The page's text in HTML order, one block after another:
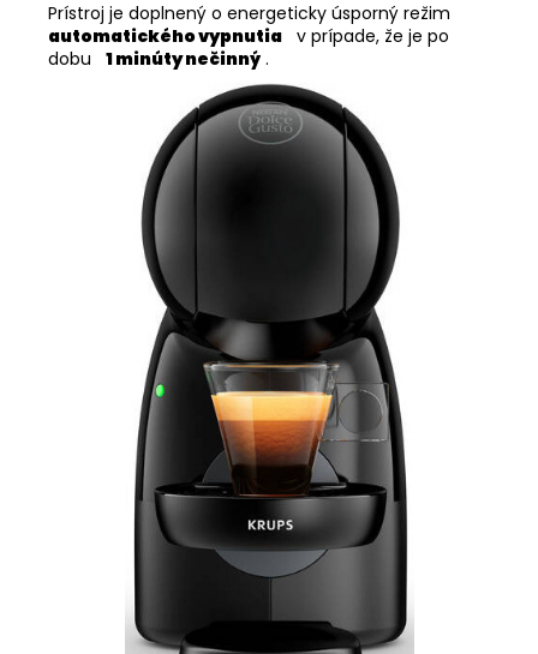
Prístroj je doplnený o energeticky úsporný režim
automatického vypnutia v prípade, že je po
dobu
1 minúty nečinný .